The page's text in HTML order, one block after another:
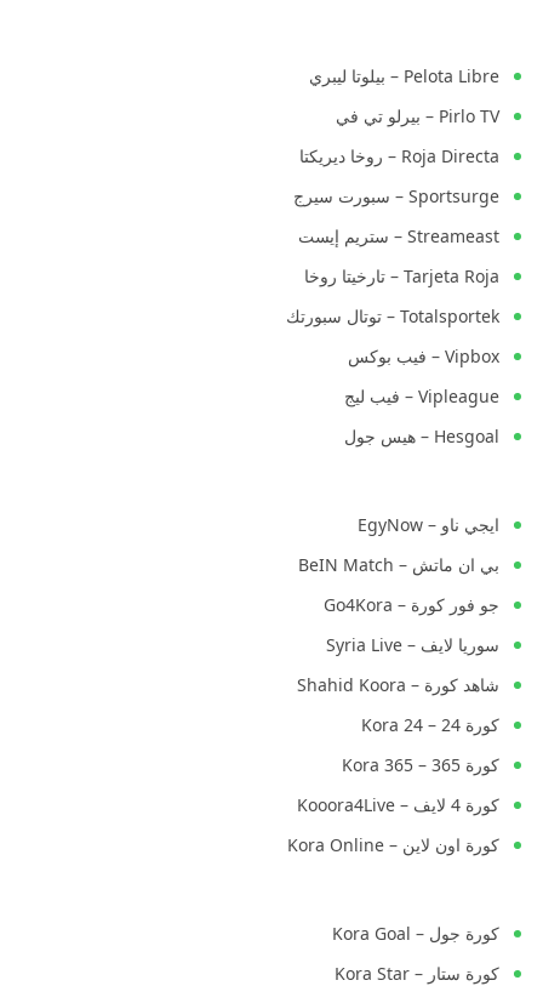
Pelota Libre – بيلوتا ليبري
Pirlo TV – بيرلو تي في
Roja Directa – روخا ديريكتا
Sportsurge – سبورت سيرج
Streameast – ستريم إيست
Tarjeta Roja – تارخيتا روخا
Totalsportek – توتال سبورتك
Vipbox – فيب بوكس
Vipleague – فيب ليج
Hesgoal – هيس جول
ايجي ناو – EgyNow
بي ان ماتش – BeIN Match
جو فور كورة – Go4Kora
سوريا لايف – Syria Live
شاهد كورة – Shahid Koora
كورة 24 – Kora 24
كورة 365 – Kora 365
كورة 4 لايف – Kooora4Live
كورة اون لاين – Kora Online
كورة جول – Kora Goal
كورة ستار – Kora Star